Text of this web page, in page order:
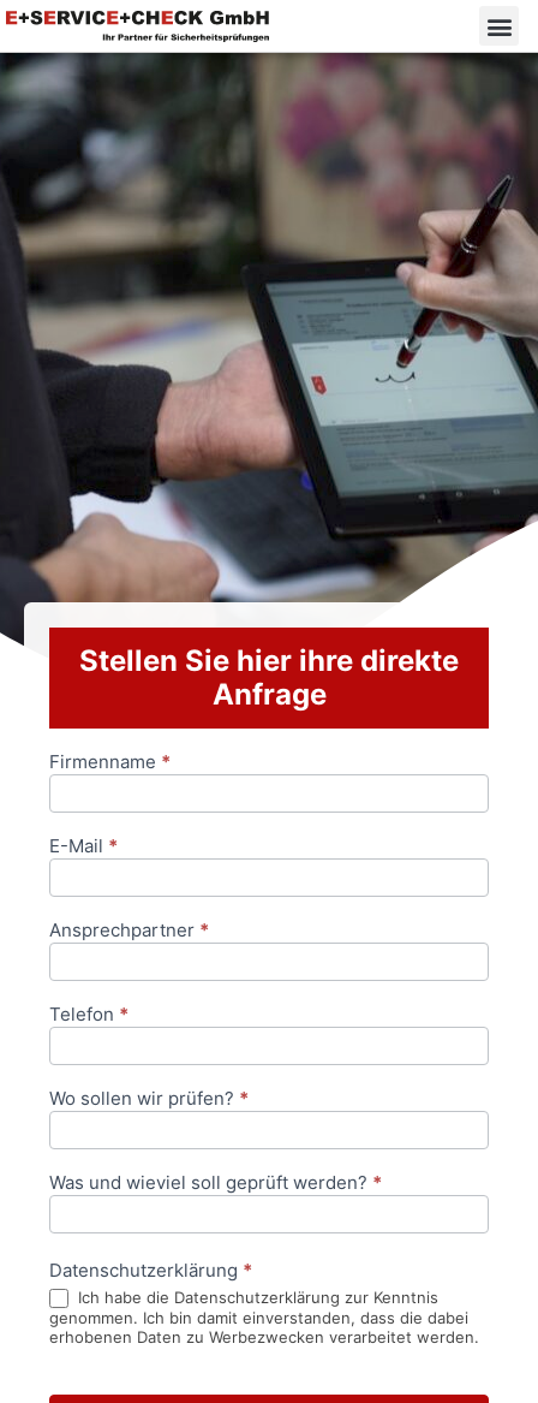
Stellen Sie hier ihre direkte
Anfrage
Anfrageformular
Firmenname *
E-Mail *
Ansprechpartner *
Telefon *
Wo sollen wir prüfen? *
Was und wieviel soll geprüft werden? *
Datenschutzerklärung *
Ich habe die Datenschutzerklärung zur Kenntnis
genommen. Ich bin damit einverstanden, dass die dabei
erhobenen Daten zu Werbezwecken verarbeitet werden.